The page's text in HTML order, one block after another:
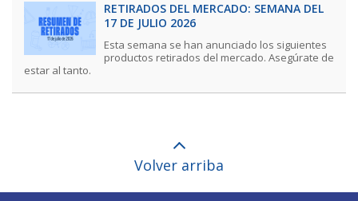
RETIRADOS DEL MERCADO: SEMANA DEL
17 DE JULIO 2026
Esta semana se han anunciado los siguientes
productos retirados del mercado. Asegúrate de
estar al tanto.
Volver arriba